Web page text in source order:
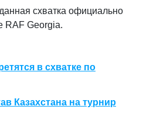
схватка официально
RAF Georgia.
в схватке по
Казахстана на турнир